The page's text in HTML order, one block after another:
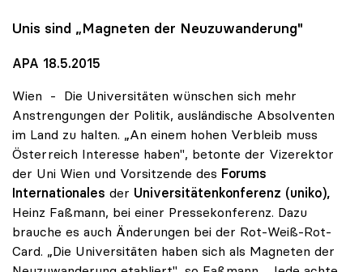
Unis sind „Magneten der Neuzuwanderung"
APA 18.5.2015
Wien - Die Universitäten wünschen sich mehr
Anstrengungen der Politik, ausländische Absolventen
im Land zu halten. „An einem hohen Verbleib muss
Österreich Interesse haben", betonte der Vizerektor
der Uni Wien und Vorsitzende des Forums
Internationales der Universitätenkonferenz (uniko),
Heinz Faßmann, bei einer Pressekonferenz. Dazu
brauche es auch Änderungen bei der Rot-Weiß-Rot-
Card. „Die Universitäten haben sich als Magneten der